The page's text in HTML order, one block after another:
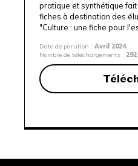
pratique et synthétique
fiches à destination des
"Culture : une fiche pour
Date de parution : Avril 2024
Nombre de téléchargements : 292